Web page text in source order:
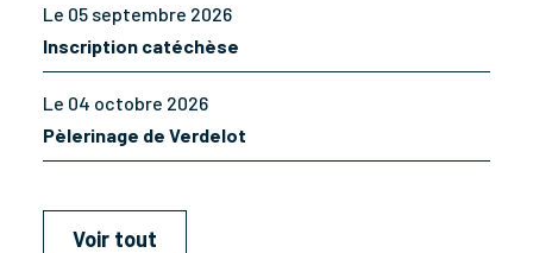
Le 05 septembre 2026
Inscription catéchèse
Le 04 octobre 2026
Pèlerinage de Verdelot
Voir tout